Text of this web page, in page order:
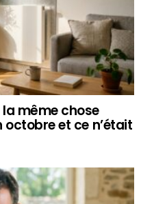
même chose
et ce n’était